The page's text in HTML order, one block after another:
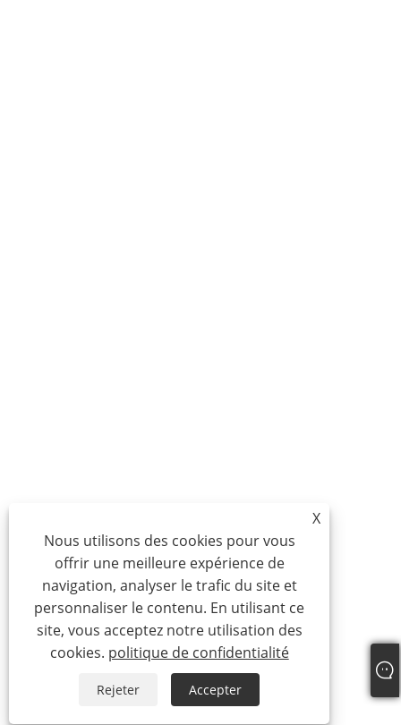
X
Nous utilisons des cookies pour vous
offrir une meilleure expérience de
navigation, analyser le trafic du site et
personnaliser le contenu. En utilisant ce
site, vous acceptez notre utilisation des
cookies. politique de confidentialité
Rejeter Accepter